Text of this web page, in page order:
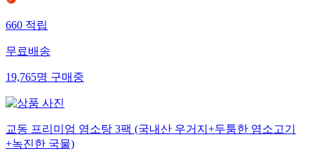
660 적립
무료배송
19,765명 구매중
교동 프리미엄 염소탕 3팩 (국내산 우거지+두툼한 염소고기
+녹진한 국물)